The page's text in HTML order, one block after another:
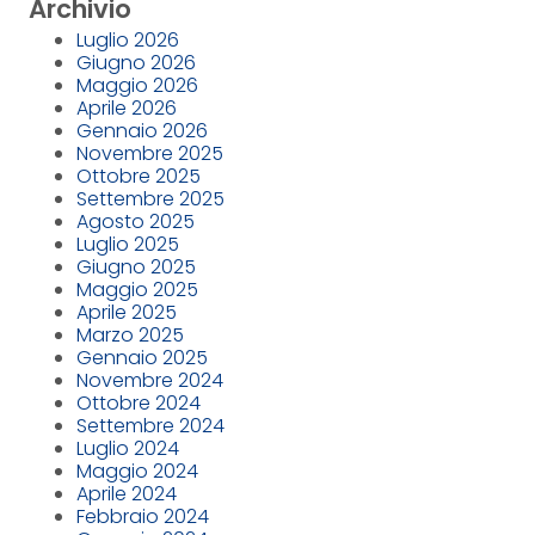
Archivio
Luglio 2026
Giugno 2026
Maggio 2026
Aprile 2026
Gennaio 2026
Novembre 2025
Ottobre 2025
Settembre 2025
Agosto 2025
Luglio 2025
Giugno 2025
Maggio 2025
Aprile 2025
Marzo 2025
Gennaio 2025
Novembre 2024
Ottobre 2024
Settembre 2024
Luglio 2024
Maggio 2024
Aprile 2024
Febbraio 2024